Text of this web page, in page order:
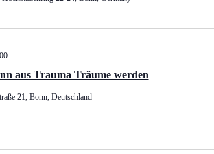
aus Trauma Träume werden
21, Bonn, Deutschland